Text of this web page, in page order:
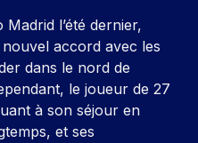
Madrid l’été dernier,
accord avec les
dans le nord de
le joueur de 27
à son séjour en
et ses